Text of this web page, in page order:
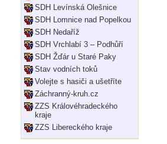
SDH Levínská Olešnice
SDH Lomnice nad Popelkou
SDH Nedaříž
SDH Vrchlabí 3 – Podhůří
SDH Žďár u Staré Paky
Stav vodních toků
Volejte s hasiči a ušetříte
Záchranný-kruh.cz
ZZS Královéhradeckého
kraje
ZZS Libereckého kraje